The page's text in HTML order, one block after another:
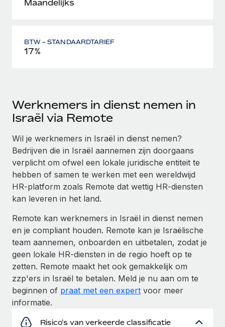
Maandelijks
BTW - STANDAARDTARIEF
17%
Werknemers in dienst nemen in
Israël via Remote
Wil je werknemers in Israël in dienst nemen?
Bedrijven die in Israël aannemen zijn doorgaans
verplicht om ofwel een lokale juridische entiteit te
hebben of samen te werken met een wereldwijd
HR-platform zoals Remote dat wettig HR-diensten
kan leveren in het land.
Remote kan werknemers in Israël in dienst nemen
en je compliant houden. Remote kan je Israëlische
team aannemen, onboarden en uitbetalen, zodat je
geen lokale HR-diensten in de regio hoeft op te
zetten. Remote maakt het ook gemakkelijk om
zzp'ers in Israël te betalen. Meld je nu aan om te
beginnen of praat met een expert voor meer
informatie.
Risico's van verkeerde classificatie